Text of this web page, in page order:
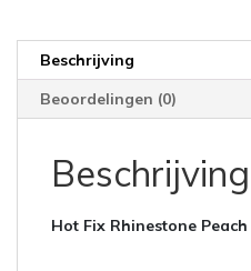
Beschrijving
Beoordelingen (0)
Beschrijving
Hot Fix Rhinestone